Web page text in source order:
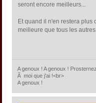
seront encore meilleurs...
Et quand il n'en restera plus
meilleure que tous les
A genoux ! A genoux !
Ã moi que j'ai !<br>
A genoux !